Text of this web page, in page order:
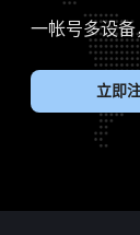
一帐号多设
立即